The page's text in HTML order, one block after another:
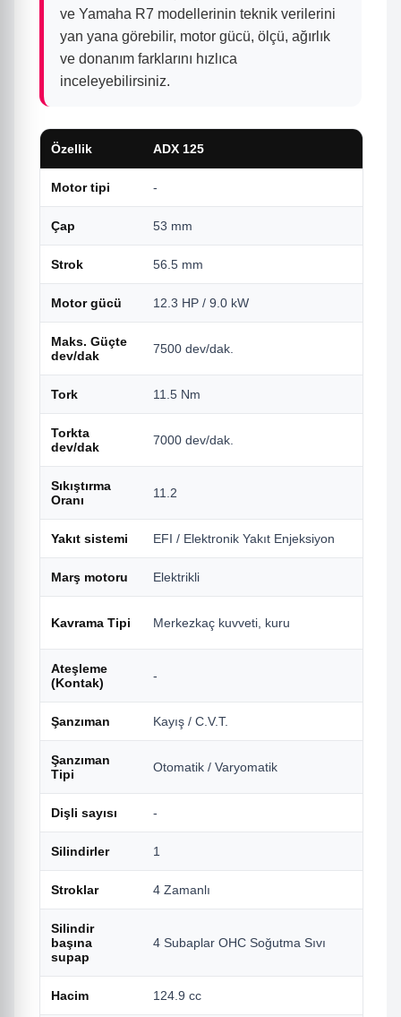
ve Yamaha R7 modellerinin teknik verilerini
yan yana görebilir, motor gücü, ölçü, ağırlık
ve donanım farklarını hızlıca
inceleyebilirsiniz.
Özellik ADX 125
Motor tipi -
Çap 53 mm
Strok 56.5 mm
Motor gücü 12.3 HP / 9.0 kW
Maks. Güçte
dev/dak
7500 dev/dak.
Tork 11.5 Nm
Torkta
dev/dak
7000 dev/dak.
Sıkıştırma
Oranı
11.2
Yakıt sistemi EFI / Elektronik Yakıt Enjeksiyon
Marş motoru Elektrikli
Kavrama Tipi Merkezkaç kuvveti, kuru
Ateşleme
(Kontak)
-
Şanzıman Kayış / C.V.T.
Şanzıman
Tipi
Otomatik / Varyomatik
Dişli sayısı -
Silindirler 1
Stroklar 4 Zamanlı
Silindir
başına
supap
4 Subaplar OHC Soğutma Sıvı
Hacim 124.9 cc